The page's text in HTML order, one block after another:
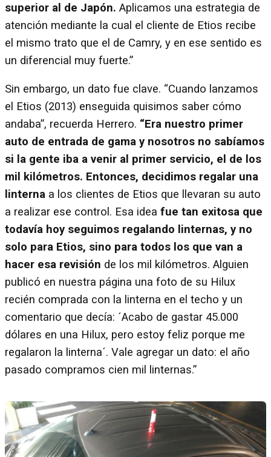
superior al de Japón. Aplicamos una estrategia de
atención mediante la cual el cliente de Etios recibe
el mismo trato que el de Camry, y en ese sentido es
un diferencial muy fuerte.”
Sin embargo, un dato fue clave. “Cuando lanzamos
el Etios (2013) enseguida quisimos saber cómo
andaba”, recuerda Herrero. “Era nuestro primer
auto de entrada de gama y nosotros no sabíamos
si la gente iba a venir al primer servicio, el de los
mil kilómetros. Entonces, decidimos regalar una
linterna a los clientes de Etios que llevaran su auto
a realizar ese control. Esa idea fue tan exitosa que
todavía hoy seguimos regalando linternas, y no
solo para Etios, sino para todos los que van a
hacer esa revisión de los mil kilómetros. Alguien
publicó en nuestra página una foto de su Hilux
recién comprada con la linterna en el techo y un
comentario que decía: ´Acabo de gastar 45.000
dólares en una Hilux, pero estoy feliz porque me
regalaron la linterna´. Vale agregar un dato: el año
pasado compramos cien mil linternas.”